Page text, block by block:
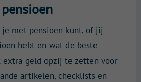
met pensioen kunt, of jij
hebt en wat de beste
extra geld opzij te zetten voor
artikelen, checklists en